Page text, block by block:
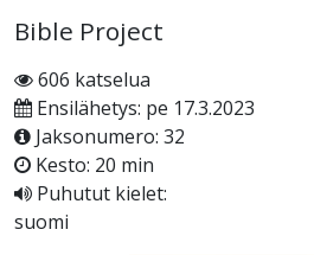
Bible Project
606 katselua
Ensilähetys: pe 17.3.2023
Jaksonumero: 32
Kesto: 20 min
Puhutut kielet:
suomi